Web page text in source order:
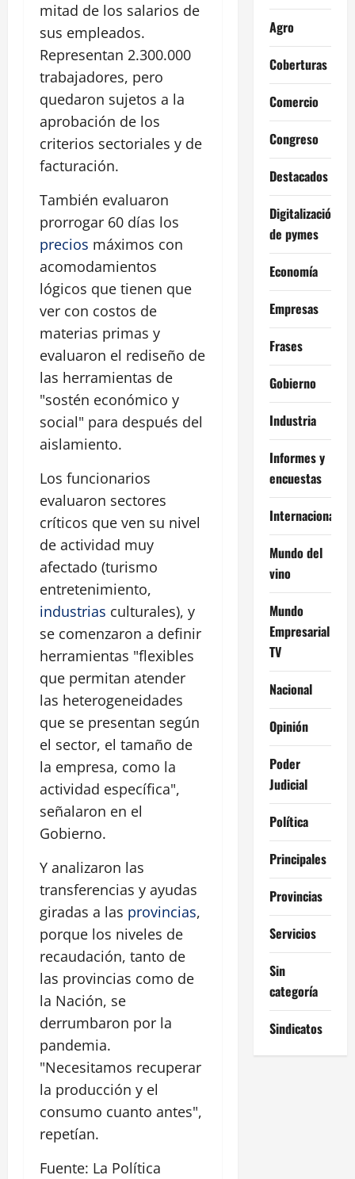
mitad de los salarios de
sus empleados.
Representan 2.300.000
trabajadores, pero
quedaron sujetos a la
aprobación de los
criterios sectoriales y de
facturación.
También evaluaron
prorrogar 60 días los
precios máximos con
acomodamientos
lógicos que tienen que
ver con costos de
materias primas y
evaluaron el rediseño de
las herramientas de
"sostén económico y
social" para después del
aislamiento.
Los funcionarios
evaluaron sectores
críticos que ven su nivel
de actividad muy
afectado (turismo
entretenimiento,
industrias culturales), y
se comenzaron a definir
herramientas "flexibles
que permitan atender
las heterogeneidades
que se presentan según
el sector, el tamaño de
la empresa, como la
actividad específica",
señalaron en el
Gobierno.
Y analizaron las
transferencias y ayudas
giradas a las provincias,
porque los niveles de
recaudación, tanto de
las provincias como de
la Nación, se
derrumbaron por la
pandemia.
"Necesitamos recuperar
la producción y el
consumo cuanto antes",
repetían.
Fuente: La Política
Agro
Coberturas
Comercio
Congreso
Destacados
Digitalización
de pymes
Economía
Empresas
Frases
Gobierno
Industria
Informes y
encuestas
Internacional
Mundo del
vino
Mundo
Empresarial
TV
Nacional
Opinión
Poder
Judicial
Política
Principales
Provincias
Servicios
Sin
categoría
Sindicatos